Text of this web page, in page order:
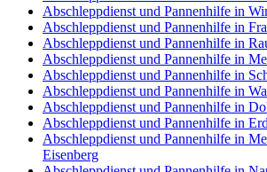
Abschleppdienst und Pannenhilfe in
Abschleppdienst und Pannenhilfe in
Abschleppdienst und Pannenhilfe in
Abschleppdienst und Pannenhilfe in
Abschleppdienst und Pannenhilfe in
Abschleppdienst und Pannenhilfe in
Abschleppdienst und Pannenhilfe in
Abschleppdienst und Pannenhilfe in
Abschleppdienst und Pannenhilfe in
Eisenberg